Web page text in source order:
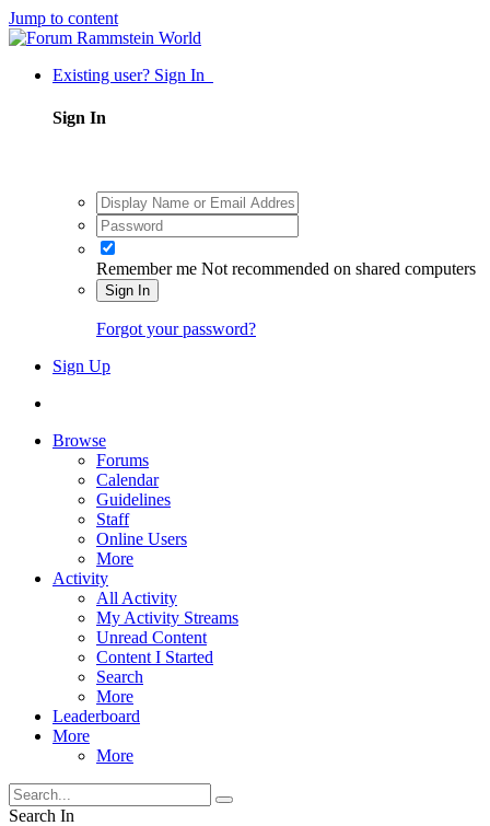
Jump to content
Existing user? Sign In
Sign In
Remember me Not recommended on shared computers
Sign In
Forgot your password?
Sign Up
Browse
Forums
Calendar
Guidelines
Staff
Online Users
More
Activity
All Activity
My Activity Streams
Unread Content
Content I Started
Search
More
Leaderboard
More
More
Search In